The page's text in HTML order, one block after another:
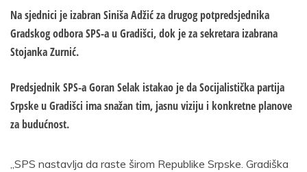
Na sjednici je izabran Siniša Adžić za drugog potpredsjednika
Gradskog odbora SPS-a u Gradišci, dok je za sekretara izabrana
Stojanka Zurnić.
Predsjednik SPS-a Goran Selak istakao je da Socijalistička partija
Srpske u Gradišci ima snažan tim, jasnu viziju i konkretne planove
za budućnost.
„SPS nastavlja da raste širom Republike Srpske. Gradiška